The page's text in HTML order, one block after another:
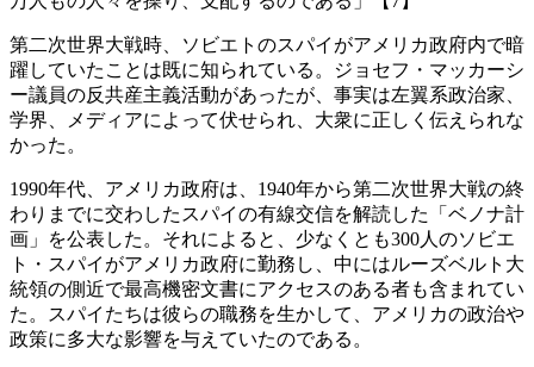
第二次世界大戦時、ソビエトのスパイがアメリカ政府内で暗
躍していたことは既に知られている。ジョセフ・マッカーシ
ー議員の反共産主義活動があったが、事実は左翼系政治家、
学界、メディアによって伏せられ、大衆に正しく伝えられな
かった。
1990年代、アメリカ政府は、1940年から第二次世界大戦の終
わりまでに交わしたスパイの有線交信を解読した「ベノナ計
画」を公表した。それによると、少なくとも300人のソビエ
ト・スパイがアメリカ政府に勤務し、中にはルーズベルト大
統領の側近で最高機密文書にアクセスのある者も含まれてい
た。スパイたちは彼らの職務を生かして、アメリカの政治や
政策に多大な影響を与えていたのである。